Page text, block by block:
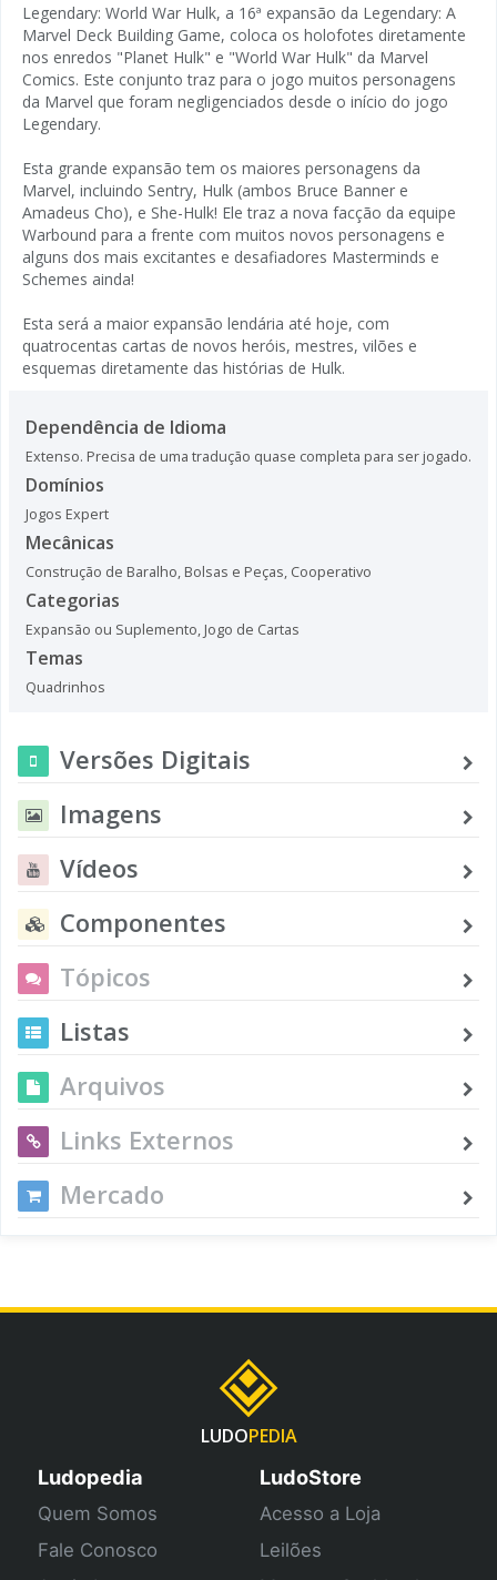
Legendary: World War Hulk, a 16ª expansão da Legendary: A
Marvel Deck Building Game, coloca os holofotes diretamente
nos enredos "Planet Hulk" e "World War Hulk" da Marvel
Comics. Este conjunto traz para o jogo muitos personagens
da Marvel que foram negligenciados desde o início do jogo
Legendary.
Esta grande expansão tem os maiores personagens da
Marvel, incluindo Sentry, Hulk (ambos Bruce Banner e
Amadeus Cho), e She-Hulk! Ele traz a nova facção da equipe
Warbound para a frente com muitos novos personagens e
alguns dos mais excitantes e desafiadores Masterminds e
Schemes ainda!
Esta será a maior expansão lendária até hoje, com
quatrocentas cartas de novos heróis, mestres, vilões e
esquemas diretamente das histórias de Hulk.
Dependência de Idioma
Extenso. Precisa de uma tradução quase completa para ser jogado.
Domínios
Jogos Expert
Mecânicas
Construção de Baralho, Bolsas e Peças, Cooperativo
Categorias
Expansão ou Suplemento, Jogo de Cartas
Temas
Quadrinhos
Versões Digitais
Imagens
Vídeos
Componentes
Tópicos
Listas
Arquivos
Links Externos
Mercado
LUDOPEDIA
Ludopedia
Quem Somos
Fale Conosco
LudoStore
Acesso a Loja
Leilões